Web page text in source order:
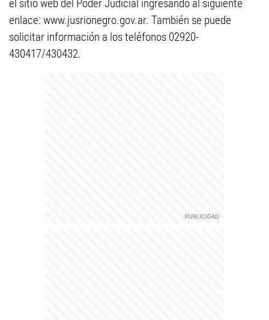
el sitio web del Poder Judicial ingresando al siguiente
enlace: www.jusrionegro.gov.ar. También se puede
solicitar información a los teléfonos 02920-
430417/430432.